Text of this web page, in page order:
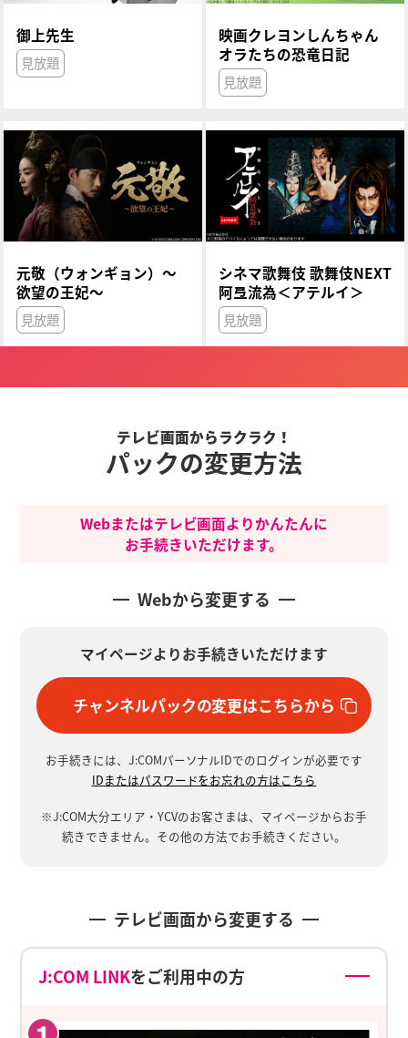
御上先生
見放題
映画クレヨンしんちゃん
オラたちの恐竜日記
見放題
元敬（ウォンギョン）～
欲望の王妃～
見放題
シネマ歌舞伎 歌舞伎NEXT
阿弖流為＜アテルイ＞
見放題
テレビ画面からラクラク！
パックの変更方法
Webまたはテレビ画面よりかんたんに
お手続きいただけます。
Webから変更する
マイページよりお手続きいただけます
チャンネルパックの変更はこちらから
お手続きには、J:COMパーソナルIDでのログインが必要です
IDまたはパスワードをお忘れの方はこちら
※J:COM大分エリア・YCVのお客さまは、マイページからお手
続きできません。 その他の方法でお手続きください。
テレビ画面から変更する
J:COM LINKをご利用中の方